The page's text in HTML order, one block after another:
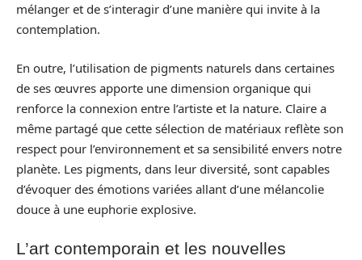
mélanger et de s’interagir d’une manière qui invite à la
contemplation.
En outre, l’utilisation de pigments naturels dans certaines
de ses œuvres apporte une dimension organique qui
renforce la connexion entre l’artiste et la nature. Claire a
même partagé que cette sélection de matériaux reflète son
respect pour l’environnement et sa sensibilité envers notre
planète. Les pigments, dans leur diversité, sont capables
d’évoquer des émotions variées allant d’une mélancolie
douce à une euphorie explosive.
L’art contemporain et les nouvelles